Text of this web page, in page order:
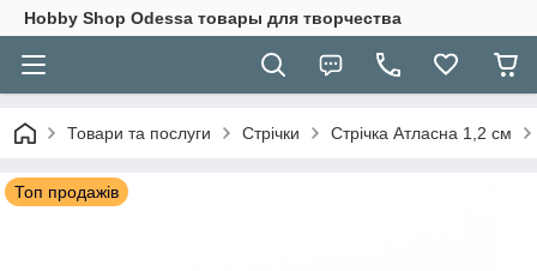
Hobbу Shop Odessa товары для творчества
Товари та послуги Стрічки Стрічка Атласна 1,2 см
Топ продажів